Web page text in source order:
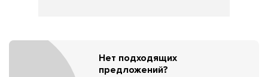
Нет подходящих
предложений?